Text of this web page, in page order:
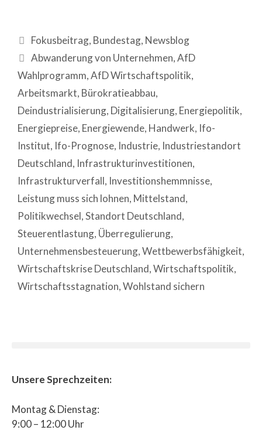
Fokusbeitrag, Bundestag, Newsblog
Abwanderung von Unternehmen,AfD
Wahlprogramm,AfD Wirtschaftspolitik,
Arbeitsmarkt, Bürokratieabbau,
Deindustrialisierung, Digitalisierung, Energiepolitik,
Energiepreise, Energiewende, Handwerk, Ifo-
Institut, Ifo-Prognose, Industrie, Industriestandort
Deutschland, Infrastrukturinvestitionen,
Infrastrukturverfall, Investitionshemmnisse,
Leistung muss sich lohnen, Mittelstand,
Politikwechsel,Standort Deutschland,
Steuerentlastung, Überregulierung,
Unternehmensbesteuerung,Wettbewerbsfähigkeit,
Wirtschaftskrise Deutschland,Wirtschaftspolitik,
Wirtschaftsstagnation,Wohlstand sichern
Unsere Sprechzeiten:
Montag & Dienstag:
9:00 – 12:00 Uhr